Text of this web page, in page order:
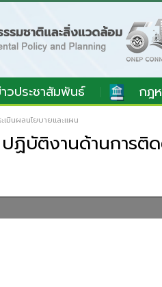
วประชาสัมพันธ์ กฎ
มินผลนโยบายและแผน
ฏิบัติงานด้านการติ